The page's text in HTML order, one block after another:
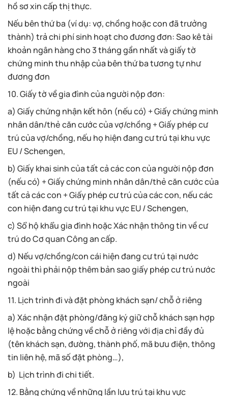
hồ sơ xin cấp thị thực.
Nếu bên thứ ba (ví dụ: vợ, chồng hoặc con đã trưởng
thành) trả chi phí sinh hoạt cho đương đơn: Sao kê tài
khoản ngân hàng cho 3 tháng gần nhất và giấy tờ
chứng minh thu nhập của bên thứ ba tương tự như
đương đơn
10. Giấy tờ về gia đình của người nộp đơn:
a) Giấy chứng nhận kết hôn (nếu có) + Giấy chứng minh
nhân dân/thẻ căn cước của vợ/chồng + Giấy phép cư
trú của vợ/chồng, nếu họ hiện đang cư trú tại khu vực
EU / Schengen,
b) Giấy khai sinh của tất cả các con của người nộp đơn
(nếu có) + Giấy chứng minh nhân dân/thẻ căn cước của
tất cả các con + Giấy phép cư trú của các con, nếu các
con hiện đang cư trú tại khu vực EU / Schengen,
c) Sổ hộ khẩu gia đình hoặc Xác nhận thông tin về cư
trú do Cơ quan Công an cấp.
d) Nếu vợ/chồng/con cái hiện đang cư trú tại nước
ngoài thì phải nộp thêm bản sao giấy phép cư trú nước
ngoài
11. Lịch trình đi và đặt phòng khách sạn/ chỗ ở riêng
a) Xác nhận đặt phòng/đăng ký giữ chỗ khách sạn hợp
lệ hoặc bằng chứng về chỗ ở riêng với địa chỉ đầy đủ
(tên khách sạn, đường, thành phố, mã bưu điện, thông
tin liên hệ, mã số đặt phòng…),
b) Lịch trình đi chi tiết.
12. Bằng chứng về những lần lưu trú tại khu vực